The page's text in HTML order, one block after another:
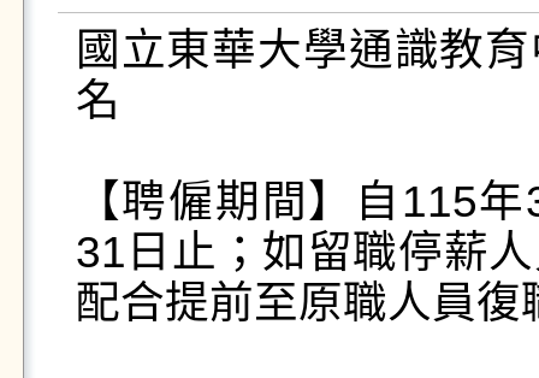
國立東華大學通識教
名
【聘僱期間】自115
31日止；如留職停薪
配合提前至原職人員復